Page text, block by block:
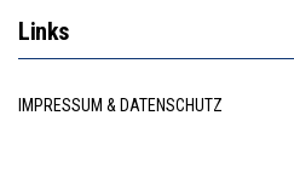
Links
IMPRESSUM & DATENSCHUTZ